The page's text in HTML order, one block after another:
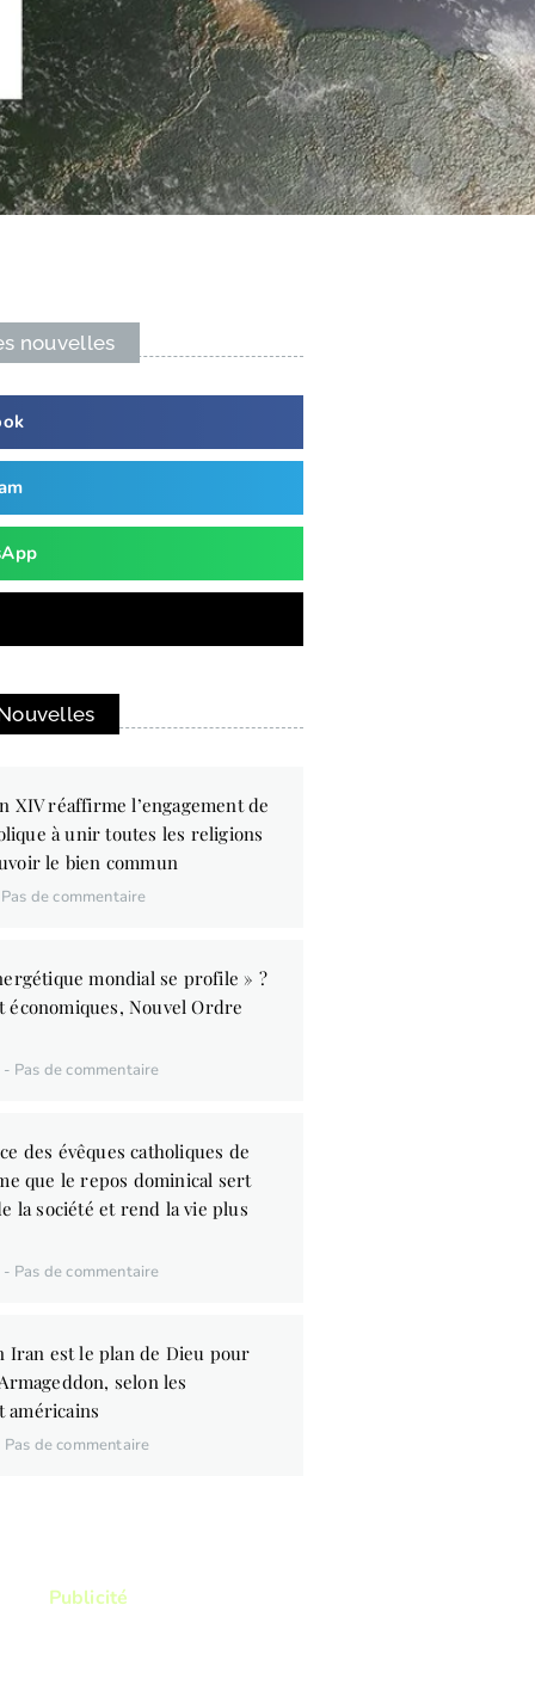
nouvelles
XIV réaffirme l’engagement de
à unir toutes les religions
le bien commun
Pas de commentaire
mondial se profile » ?
économiques, Nouvel Ordre
Pas de commentaire
des évêques catholiques de
que le repos dominical sert
la société et rend la vie plus
Pas de commentaire
Iran est le plan de Dieu pour
selon les
américains
Pas de commentaire
Publicité